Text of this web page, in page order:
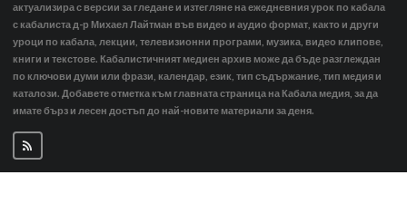
актуализира с версии за гледане и изтегляне на ежедневния урок по кабала
с кабалиста д-р Михаел Лайтман във видео и аудио формат, както и други
уроци по кабала, лекции, телевизионни програми, музика, видео клипове,
книги и текстове. Кабалистичният медиен архив може да бъде разглеждан
по ключови думи или фрази, календар, език, тип съдържание, тип медия и
каталози. Добавете отметка към главната страница на Кабала медия, за да
имате бърз и лесен достъп до най-новите материали за деня.